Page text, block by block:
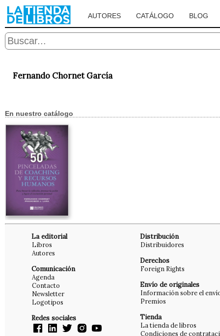
AUTORES CATÁLOGO BLOG
Fernando Chornet García
En nuestro catálogo
La editorial
Libros
Autores
Comunicación
Agenda
Contacto
Newsletter
Logotipos
Redes sociales
Distribución
Distribuidores
Derechos
Foreign Rights
Envío de originales
Información sobre el
Premios
Tienda
La tienda de libros
Condiciones de